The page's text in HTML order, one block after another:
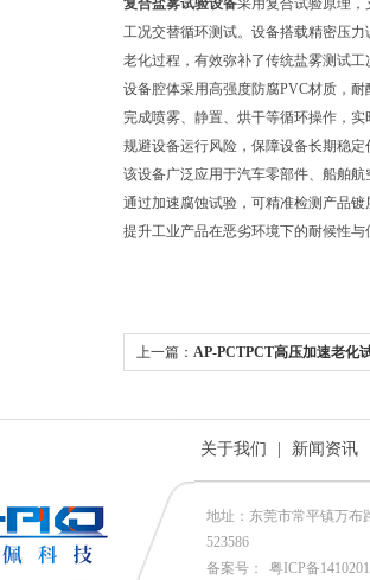
复合盐雾试验设备采用复合试验原理
工况交替循环测试。设备搭载精密压
老化过程，有效弥补了传统盐雾测试
设备腔体采用高强度防腐PVC材质，
完成喷雾、静置、烘干等循环操作，
规避设备运行风险，保障设备长期稳定
该设备广泛应用于汽车零部件、船舶
通过加速腐蚀试验，可精准检测产品
提升工业产品在恶劣环境下的耐候性与
上一篇： AP-PCTPCT高压加速老化
关于我们 新闻资讯
地址：东莞市常平镇万布
523586
备案号：
粤ICP备